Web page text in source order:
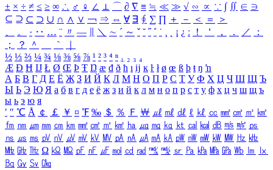
± × ÷ ≠ ≤ ≥ ∞ ∴ ♂ ♀ ∠ ⊥ ⌒ ∂ ∇ ≡ ≒ ≪ ≫ √ ∽ ∝ ∵ ∫ ∬ ∈ ∋
⊆ ⊇ ⊂ ⊃ ∪ ∩ ∧ ∨ ￢ ⇒ ⇔ ∀ ∃ ∮ ∑ ∏ ＋ － ＜ ＝
＞
、
。 · ‥ … ¨ 〃 ― ＼ ∼ ´ ～ ˇ ˘ ˝ ˚ ˙ ¸ ¡ ¿ ː ！ ＇ ， ． ／
：
；
？ ＾ ｀
½ ⅓ ⅔ ¼ ¾ ⅛ ⅜ ⅝ ⅞ ¹ ² ³ ⁴ ⁿ ₁ ₂ ₃ ₄
Æ Ð Ħ Ĳ Ł Ø Œ Þ Ŧ Ŋ æ đ ð ħ ı ĳ ĸ ŀ ł ø œ ß þ ŧ ŋ ŉ
А Б В Г Д Е Ё Ж З И Й К Л М Н О П Р С Т У Ф Х Ц Ч Ш Щ Ъ
Ы Ь Э Ю Я а б в г д е ё ж з и й к л м н о п р с т у ф х ц ч ш щ ъ
ы ь э ю я
′ ″ ℃ Å ￠ ￡ ￥ ¤ ℉ ‰ ＄ ％ Ｆ ￦ ㎕ ㎖ ㎗ ℓ ㎘ ㏄ ㎣ ㎤ ㎥ ㎦
㎙ ㎚ ㎛ ㎜ ㎝ ㎞ ㎟ ㎠ ㎡ ㎢ ㏊ ㎍ ㎎ ㎏ ㏏ ㎈ ㎉ ㏈ ㎧ ㎨ ㎰
㎱ ㎲ ㎳ ㎴ ㎵ ㎶ ㎷ ㎸ ㎹ ㎀ ㎁ ㎂ ㎃ ㎄ ㎺ ㎻ ㎽ ㎾ ㎿ ㎐ ㎑
㎒ ㎓ ㎔ Ω ㏀ ㏁ ㎊ ㎋ ㎌ ㏖ ㏅ ㎭ ㎮ ㎯ ㏛ ㎩ ㎪ ㎫ ㎬ ㏝ ㏐
㏓
㏃ ㏉ ㏜ ㏆